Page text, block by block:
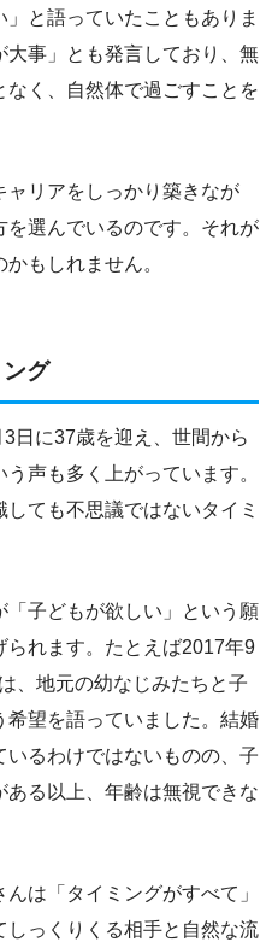
と語っていたこともありま
事」とも発言しており、無
く、自然体で過ごすことを
リアをしっかり築きなが
を選んでいるのです。それが
もしれません。
グ
日に37歳を迎え、世間から
声も多く上がっています。
ても不思議ではないタイミ
子どもが欲しい」という願
れます。たとえば2017年9
、地元の幼なじみたちと子
望を語っていました。結婚
るわけではないものの、子
る以上、年齢は無視できな
は「タイミングがすべて」
しっくりくる相手と自然な流